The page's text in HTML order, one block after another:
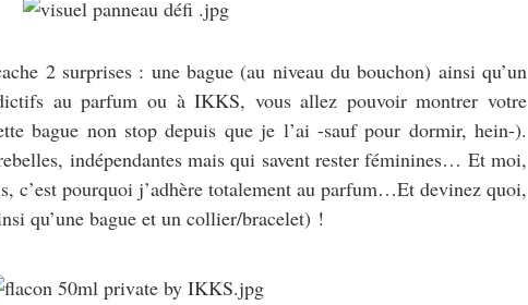
2 surprises : une bague (au niveau du bouchon) ainsi qu’un
au parfum ou à IKKS, vous allez pouvoir montrer votre
bague non stop depuis que je l’ai -sauf pour dormir, hein-).
indépendantes mais qui savent rester féminines… Et moi,
c’est pourquoi j’adhère totalement au parfum…Et devinez quoi,
qu’une bague et un collier/bracelet) !